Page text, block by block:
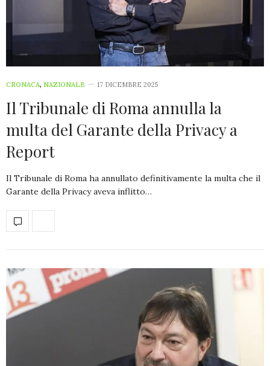
CRONACA, NAZIONALE 17 DICEMBRE 2025
Il Tribunale di Roma annulla la
multa del Garante della Privacy a
Report
Il Tribunale di Roma ha annullato definitivamente la multa che il
Garante della Privacy aveva inflitto…